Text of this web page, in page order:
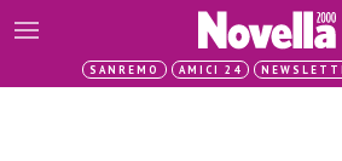
SANREMO AMICI 24